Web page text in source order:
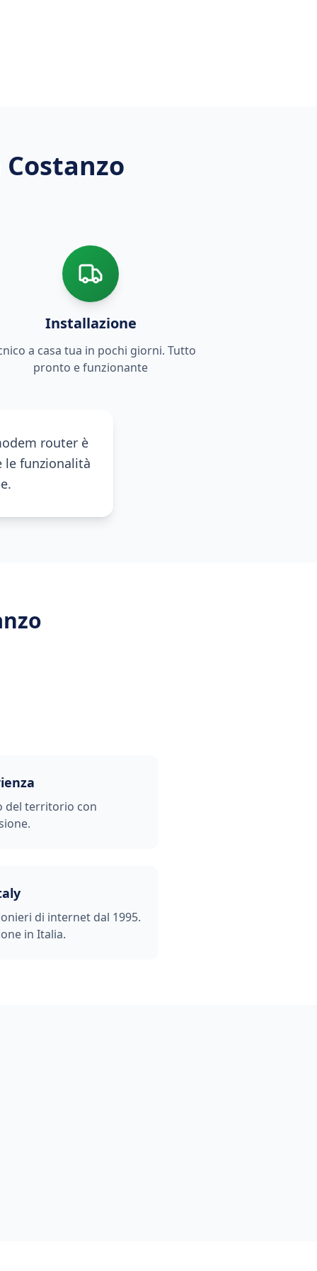
Installazione
a casa tua in pochi giorni. Tutto
pronto e funzionante
router è
le funzionalità
del territorio con
di internet dal 1995.
in Italia.